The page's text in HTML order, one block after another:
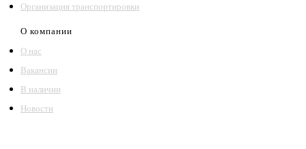
Организация транспортировки
О компании
О нас
Вакансии
В наличии
Новости